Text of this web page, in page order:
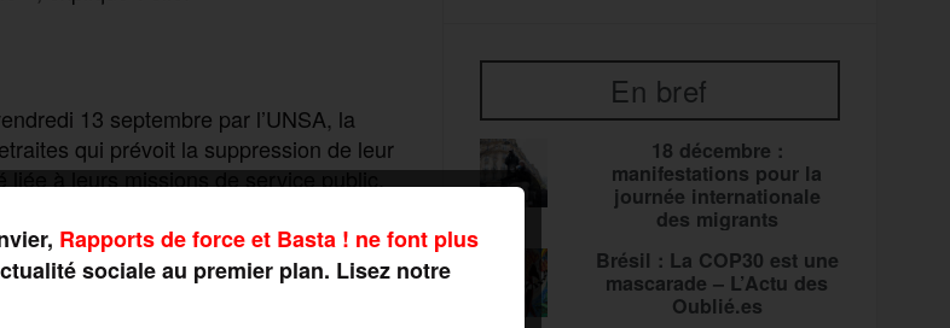
13 septembre par l’UNSA, la
qui prévoit la suppression de leur
liée à leurs missions de service public.
manifesteront de leur côté le 16
En bref
18 décembre :
manifestations pour la
journée internationale
des migrants
Brésil : La COP30 est une
mascarade – L’Actu des
Oublié.es
Rapports de force et Basta ! ne font plus
sociale au premier plan. Lisez notre